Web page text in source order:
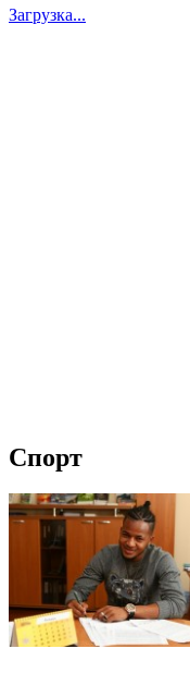
Загрузка...
Спорт